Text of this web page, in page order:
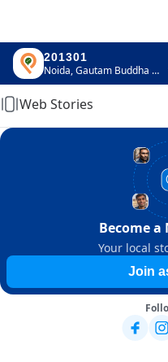
201301
Noida, Gautam Buddha Nagar, Uttar Pradesh
Home
Web Stories
Become a
Your local
Join